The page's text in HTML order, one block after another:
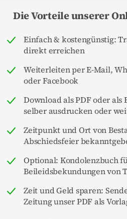
Die Vorteile unserer
Einfach & kostengünstig:
direkt erreichen
Weiterleiten per E-Mail,
oder Facebook
Download als PDF oder als
selber ausdrucken oder
Zeitpunkt und Ort von
Abschiedsfeier
Optional: Kondolenzbuch
Beileidsbekundungen von
Zeit und Geld sparen:
Zeitung unser PDF als